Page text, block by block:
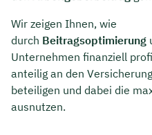
Wir zeigen Ihnen, wie
durch Beitragsoptimierung
Unternehmen finanziell
anteilig an den
beteiligen und dabei die
ausnutzen.